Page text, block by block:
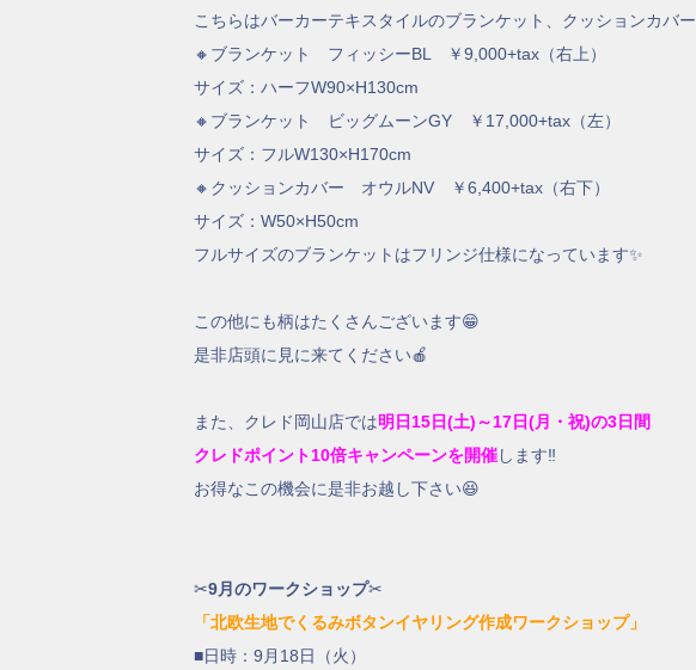
こちらはバーカーテキスタイルのブランケット、クッションカバ
🔸ブランケット フィッシーBL ￥9,000+tax（右上）
サイズ：ハーフW90×H130cm
🔸ブランケット ビッグムーンGY ￥17,000+tax（左）
サイズ：フルW130×H170cm
🔸クッションカバー オウルNV ￥6,400+tax（右下）
サイズ：W50×H50cm
フルサイズのブランケットはフリンジ仕様になっています✨
この他にも柄はたくさんございます😁
是非店頭に見に来てください🍎
また、クレド岡山店では明日15日(土)～17日(月・祝)の3日間
クレドポイント10倍キャンペーンを開催します‼
お得なこの機会に是非お越し下さい😆
✂9月のワークショップ✂
「北欧生地でくるみボタンイヤリング作成ワークショップ」
■日時：9月18日（火）